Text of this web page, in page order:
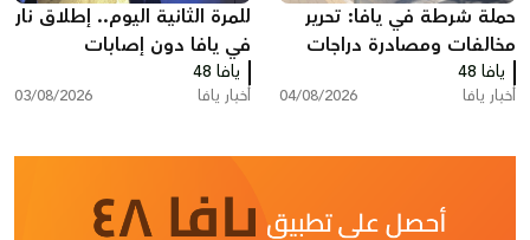
حملة شرطة في يافا: تحرير
مخالفات ومصادرة دراجات
كهربائية
يافا 48
أخبار يافا 04/08/2026
للمرة الثانية اليوم.. إطلاق نار
في يافا دون إصابات
والشرطة تحقق
يافا 48
أخبار يافا 03/08/2026